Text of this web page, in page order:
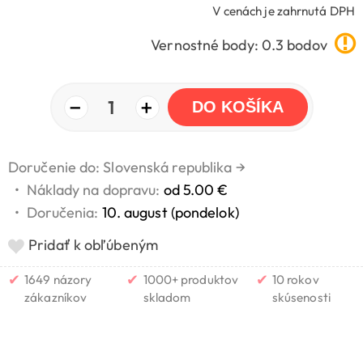
V cenách je zahrnutá DPH
Vernostné body: 0.3 bodov
− 1 + DO KOŠÍKA
Doručenie do: Slovenská republika →
• Náklady na dopravu: od 5.00 €
• Doručenia: 10. august (pondelok)
Pridať k obľúbeným
✔ 1649 názory
zákazníkov
✔ 1000+ produktov
skladom
✔ 10 rokov
skúsenosti